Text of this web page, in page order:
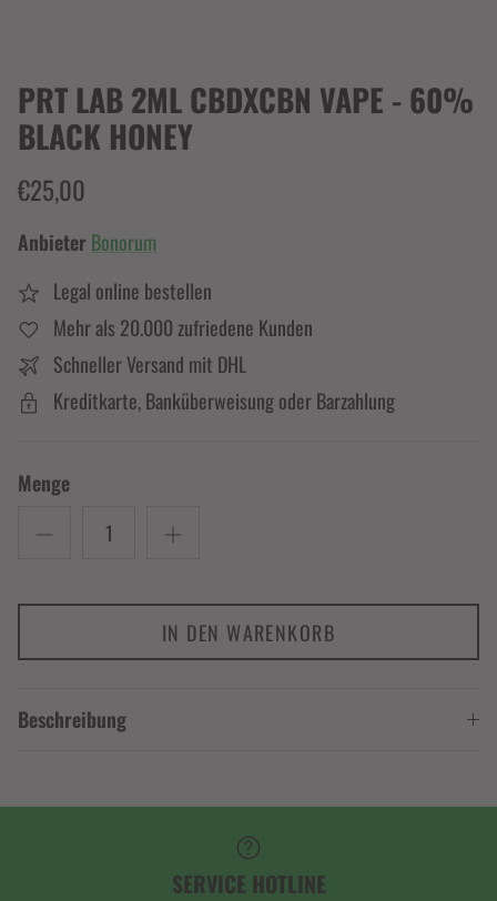
PRT LAB 2ML CBDXCBN VAPE - 60%
BLACK HONEY
€25,00
Anbieter Bonorum
Legal online bestellen
Mehr als 20.000 zufriedene Kunden
Schneller Versand mit DHL
Kreditkarte, Banküberweisung oder Barzahlung
Menge
IN DEN WARENKORB
Beschreibung
SERVICE HOTLINE